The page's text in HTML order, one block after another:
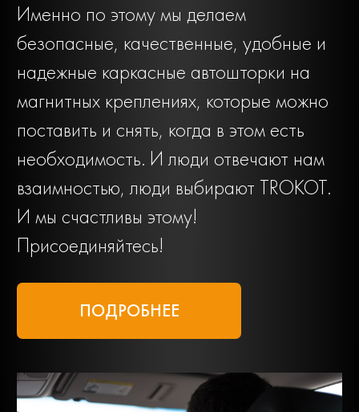
Именно по этому мы делаем
безопасные, качественные, удобные и
надежные каркасные автошторки на
магнитных креплениях, которые можно
поставить и снять, когда в этом есть
необходимость. И люди отвечают нам
взаимностью, люди выбирают TROKOT.
И мы счастливы этому!
Присоединяйтесь!
ПОДРОБНЕЕ